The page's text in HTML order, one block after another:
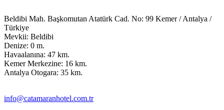
Beldibi Mah. Başkomutan Atatürk Cad. No: 99 Kemer / Antalya /
Türkiye
Mevkii: Beldibi
Denize: 0 m.
Havaalanına: 47 km.
Kemer Merkezine: 16 km.
Antalya Otogara: 35 km.
info@catamaranhotel.com.tr